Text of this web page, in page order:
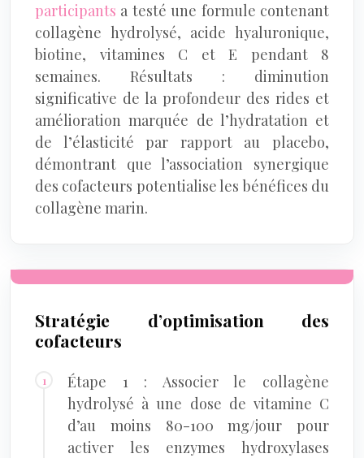
participants a testé une formule contenant
collagène hydrolysé, acide hyaluronique,
biotine, vitamines C et E pendant 8
semaines. Résultats : diminution
significative de la profondeur des rides et
amélioration marquée de l’hydratation et
de l’élasticité par rapport au placebo,
démontrant que l’association synergique
des cofacteurs potentialise les bénéfices du
collagène marin.
Stratégie d’optimisation des
cofacteurs
Étape 1 : Associer le collagène
hydrolysé à une dose de vitamine C
d’au moins 80-100 mg/jour pour
activer les enzymes hydroxylases